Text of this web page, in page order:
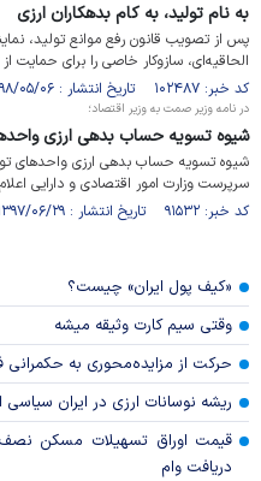
به نام تولید، به کام بدهکاران ارزی
پس از تصویب قانون رفع موانع تولید،
الحاقیه‌ای، سازوکار خاصی را برای حمایت
کد خبر: ۱۰۲۴۸۷ تاریخ انتشار : ۱۳۹۸/۰۵/۰۶
در نامه وزیر صمت به وزیر اقتصاد؛
شیوه تسویه حساب بدهی ارزی
شیوه تسویه حساب بدهی ارزی واحدهای
سرپرست وزارت امور اقتصادی و دارایی
کد خبر: ۹۱۵۳۲ تاریخ انتشار : ۱۳۹۷/۰۶/۲۹
«کیف پول ایران» چیست؟
وقتی سیم کارت وثیقه میشه
حرکت از مزایده‌محوری به حکمرانی
ریشه نوسانات ارزی در ایران
قیمت اوراق تسهیلات مسکن
دریافت وام